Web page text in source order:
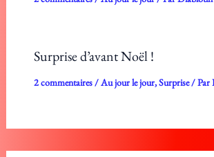
Surprise d’avant Noël !
2 commentaires/Au jour le jour,Surprise/ Par